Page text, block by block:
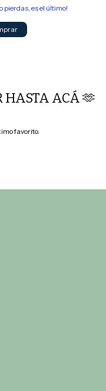
pierdas, es el último!
HASTA ACÁ 🫶
favorito.